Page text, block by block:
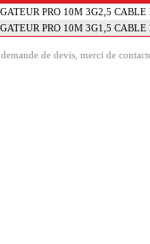
PRO 10M 3G2,5 CABLE
PRO 10M 3G1,5 CABLE
de devis, merci de